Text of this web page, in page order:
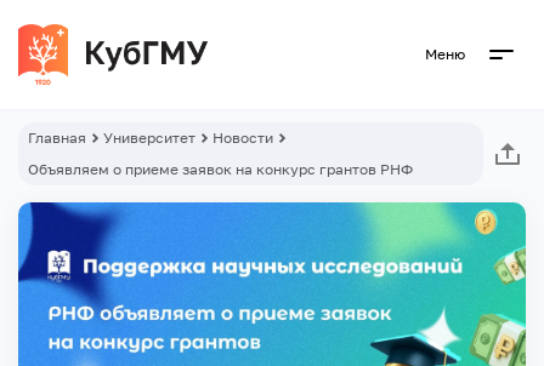
Меню
Главная Университет
Новости
Объявляем о приеме заявок на конкурс грантов РНФ